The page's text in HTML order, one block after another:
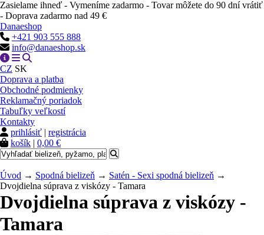
Zasielame ihneď - Vymeníme zadarmo - Tovar môžete do 90 dní vrátiť
- Doprava zadarmo nad 49 €
Danaeshop
+421 903 555 888
info@danaeshop.sk
CZ SK
Doprava a platba
Obchodné podmienky
Reklamačný poriadok
Tabuľky veľkostí
Kontakty
prihlásiť | registrácia
košík | 0,00 €
Úvod → Spodná bielizeň → Satén - Sexi spodná bielizeň →
Dvojdielna súprava z viskózy - Tamara
Dvojdielna súprava z viskózy -
Tamara